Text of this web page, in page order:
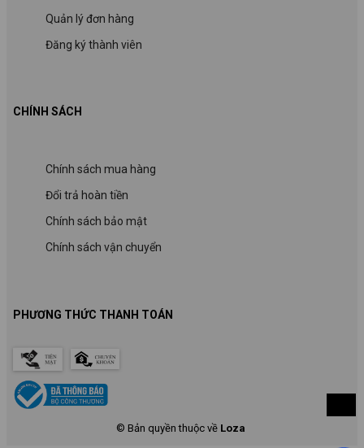
CHÍNH SÁCH
Chính sách mua hàng
Đổi trả hoàn tiền
Chính sách bảo mật
Chính sách vận chuyển
© Bản quyền thuộc về Loza
Quản lý đơn hàng
Đăng ký thành viên
PHƯƠNG THỨC THANH TOÁN